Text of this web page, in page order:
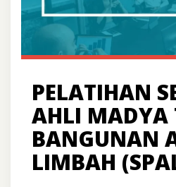
PELATIHAN
AHLI MADYA
BANGUNAN
LIMBAH